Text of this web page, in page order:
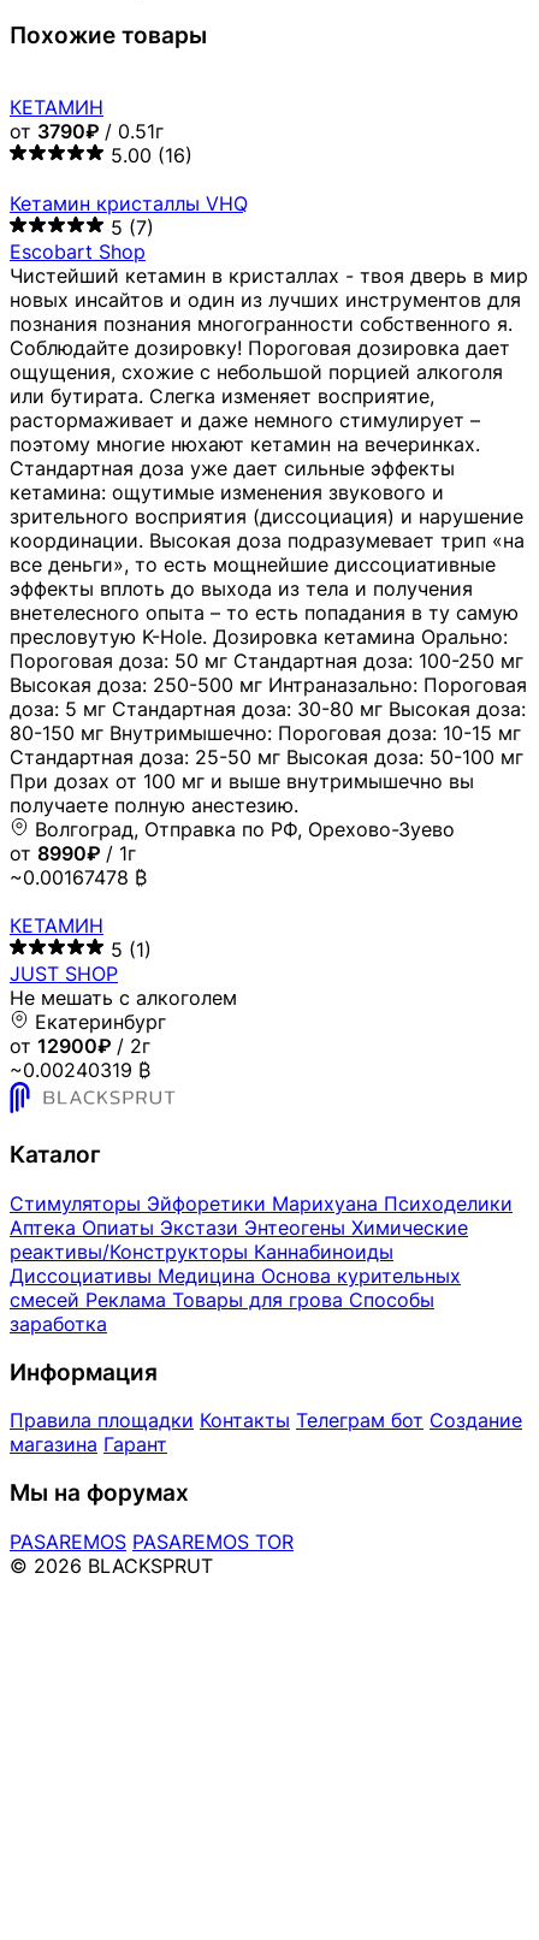
Похожие товары
КЕТАМИН
от 3790₽ / 0.51г
5.00 (16)
Кетамин кристаллы VHQ
5 (7)
Escobart Shop
Чистейший кетамин в кристаллах - твоя дверь в мир
новых инсайтов и один из лучших инструментов для
познания познания многогранности собственного я.
Соблюдайте дозировку! Пороговая дозировка дает
ощущения, схожие с небольшой порцией алкоголя
или бутирата. Слегка изменяет восприятие,
растормаживает и даже немного стимулирует –
поэтому многие нюхают кетамин на вечеринках.
Стандартная доза уже дает сильные эффекты
кетамина: ощутимые изменения звукового и
зрительного восприятия (диссоциация) и нарушение
координации. Высокая доза подразумевает трип «на
все деньги», то есть мощнейшие диссоциативные
эффекты вплоть до выхода из тела и получения
внетелесного опыта – то есть попадания в ту самую
пресловутую K-Hole. Дозировка кетамина Орально:
Пороговая доза: 50 мг Стандартная доза: 100-250 мг
Высокая доза: 250-500 мг Интраназально: Пороговая
доза: 5 мг Стандартная доза: 30-80 мг Высокая доза:
80-150 мг Внутримышечно: Пороговая доза: 10-15 мг
Стандартная доза: 25-50 мг Высокая доза: 50-100 мг
При дозах от 100 мг и выше внутримышечно вы
получаете полную анестезию.
Волгоград, Отправка по РФ, Орехово-Зуево
от 8990₽ / 1г
~0.00167478 ₿
КЕТАМИН
5 (1)
JUST SHOP
Не мешать с алкоголем
Екатеринбург
от 12900₽ / 2г
~0.00240319 ₿
Каталог
Стимуляторы Эйфоретики Марихуана Психоделики
Аптека Опиаты Экстази Энтеогены Химические
реактивы/Конструкторы Каннабиноиды
Диссоциативы Медицина Основа курительных
смесей Реклама Товары для грова Способы
заработка
Информация
Правила площадки Контакты Телеграм бот Создание
магазина Гарант
Мы на форумах
PASAREMOS PASAREMOS TOR
© 2026 BLACKSPRUT